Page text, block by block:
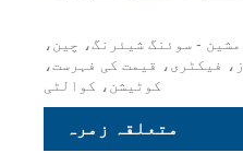
- سوئنگ شیئرنگ، چین،
فیکٹری، قیمت کی فہرست،
کوٹیشن، کوالٹی
متعلقہ زمرہ